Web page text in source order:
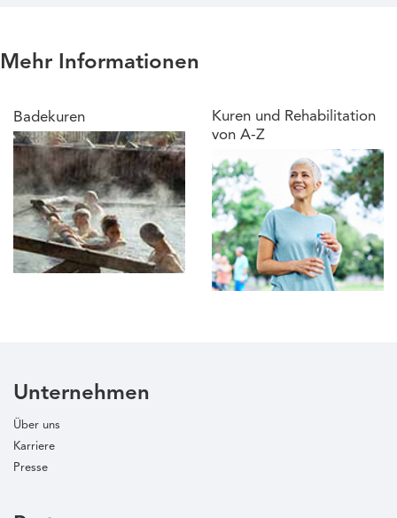
Mehr Informationen
Badekuren
Kuren und Rehabilitation
von A-Z
Unternehmen
Über uns
Karriere
Presse